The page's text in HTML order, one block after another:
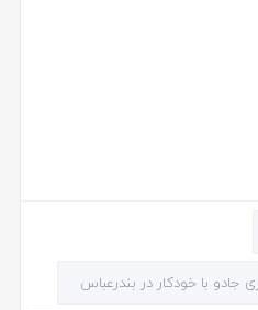
با خودکار در بندرعباس